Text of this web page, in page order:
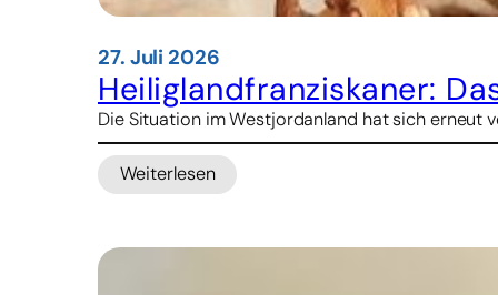
27. Juli 2026
Heiliglandfranziskaner:
Die Situation im Westjordanland hat sich erneut
Weiterlesen
: